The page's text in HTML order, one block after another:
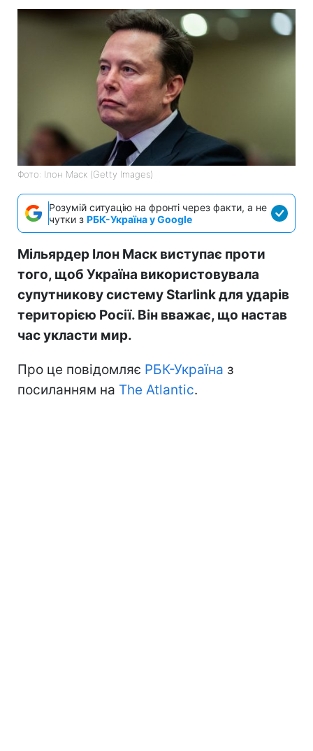
Фото: Ілон Маск (Getty Images)
Розумій ситуацію на фронті через факти, а не
чутки з РБК-Україна у Google
Мільярдер Ілон Маск виступає проти
того, щоб Україна використовувала
супутникову систему Starlink для ударів
територією Росії. Він вважає, що настав
час укласти мир.
Про це повідомляє РБК-Україна з
посиланням на The Atlantic.